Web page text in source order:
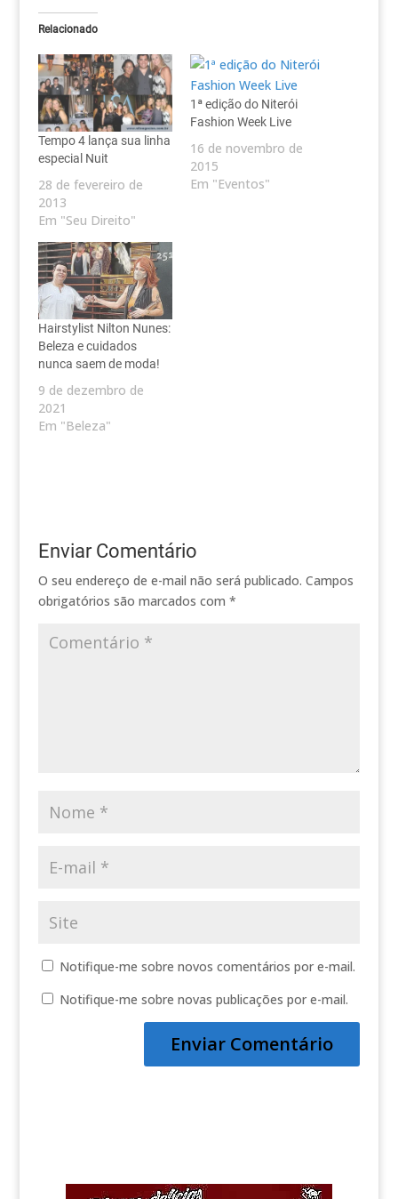
Relacionado
Tempo 4 lança sua linha
especial Nuit
28 de fevereiro de
2013
Em "Seu Direito"
1ª edição do Niterói
Fashion Week Live
16 de novembro de
2015
Em "Eventos"
Hairstylist Nilton Nunes:
Beleza e cuidados
nunca saem de moda!
9 de dezembro de
2021
Em "Beleza"
Enviar Comentário
O seu endereço de e-mail não será publicado. Campos
obrigatórios são marcados com *
Notifique-me sobre novos comentários por e-mail.
Notifique-me sobre novas publicações por e-mail.